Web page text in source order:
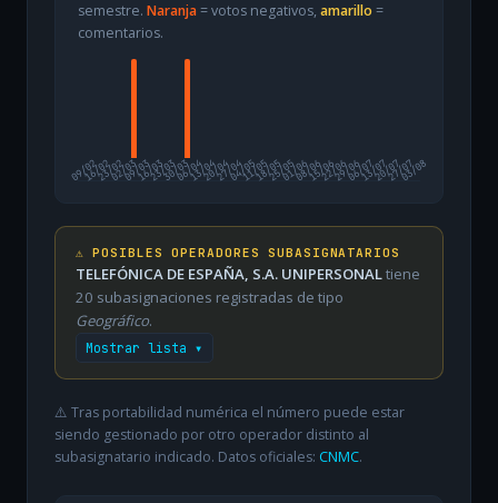
semestre. Naranja= votos negativos, amarillo =
comentarios.
09/02
16/0223/0202/0309/0316/0323/0330/0306/0413/0420/0427/0404/0511/0518/0525/0501/0608/0615/0622/0629/0606/0713/0720/0727/07
03/08
⚠️ POSIBLES OPERADORES SUBASIGNATARIOS
TELEFÓNICA DE ESPAÑA, S.A. UNIPERSONALtiene
20 subasignaciones registradas de tipo
Geográfico.
Mostrar lista ▾
⚠️ Tras portabilidad numérica el número puede estar
siendo gestionado por otro operador distinto al
subasignatario indicado. Datos oficiales: CNMC.